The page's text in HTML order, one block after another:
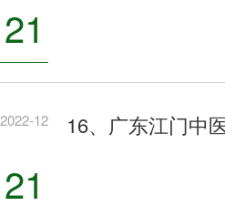
21
2022-12
21
16、广东江门中